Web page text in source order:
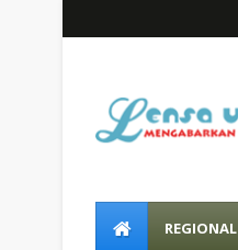
REGIONAL